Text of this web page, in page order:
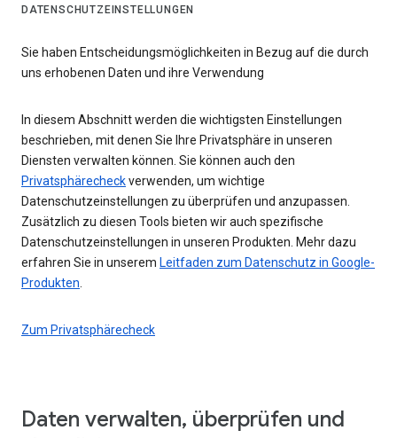
DATENSCHUTZEINSTELLUNGEN
Sie haben Entscheidungsmöglichkeiten in Bezug auf die durch
uns erhobenen Daten und ihre Verwendung
In diesem Abschnitt werden die wichtigsten Einstellungen
beschrieben, mit denen Sie Ihre Privatsphäre in unseren
Diensten verwalten können. Sie können auch den
Privatsphärecheckverwenden, um wichtige
Datenschutzeinstellungen zu überprüfen und anzupassen.
Zusätzlich zu diesen Tools bieten wir auch spezifische
Datenschutzeinstellungen in unseren Produkten. Mehr dazu
erfahren Sie in unserem Leitfaden zum Datenschutz in Google-
Produkten
Zum Privatsphärecheck
Daten verwalten, überprüfen und